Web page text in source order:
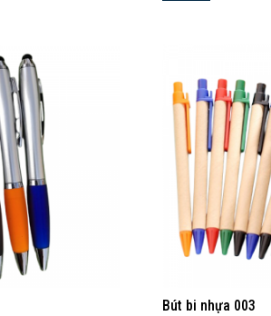
Bút bi nhựa 003